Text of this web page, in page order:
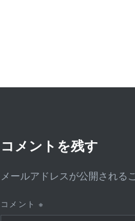
コメントを残す
メールアドレスが公開される
コメント ※